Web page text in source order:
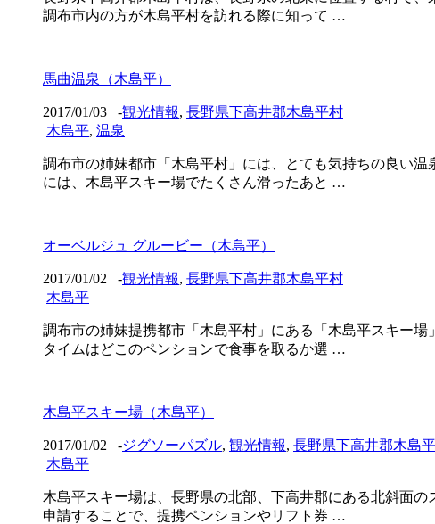
調布市内の方が木島平村を訪れる際に知って …
馬曲温泉（木島平）
2017/01/03 -観光情報, 長野県下高井郡木島平村
木島平, 温泉
調布市の姉妹都市「木島平村」には、とても気持ちの良い
には、木島平スキー場でたくさん滑ったあと …
オーベルジュ グルービー（木島平）
2017/01/02 -観光情報, 長野県下高井郡木島平村
木島平
調布市の姉妹提携都市「木島平村」にある「木島平スキー
タイムはどこのペンションで食事を取るか選 …
木島平スキー場（木島平）
2017/01/02 -ジグソーパズル, 観光情報, 長野県下高井郡木島
木島平
木島平スキー場は、長野県の北部、下高井郡にある北斜面
申請することで、提携ペンションやリフト券 …